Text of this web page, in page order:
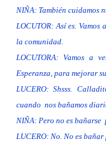
NIÑA: También cuidamos
LOCUTOR: Así es.
la comunidad.
LOCUTORA: Vamos a
Esperanza, para mejorar
LUCERO: Shsss.
cuando nos bañamos
NIÑA: Pero no es bañarse
LUCERO: No. No es